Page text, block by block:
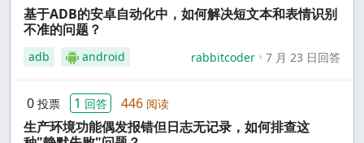
基于ADB的安卓自动化中，如何解决短文本和表情识别
不准的问题？
adb android rabbitcoder 7 月 23 日回答
0 投票 1 回答 446 阅读
生产环境功能偶发报错但日志无记录，如何排查这